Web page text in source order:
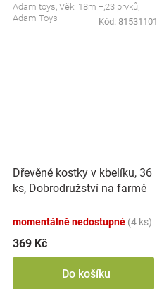
Adam toys, Věk: 18m +,23 prvků,
Adam Toys
Kód: 81531101
Dřevěné kostky v kbelíku, 36
ks, Dobrodružství na farmě
momentálně nedostupné (4 ks)
369 Kč
Do košíku